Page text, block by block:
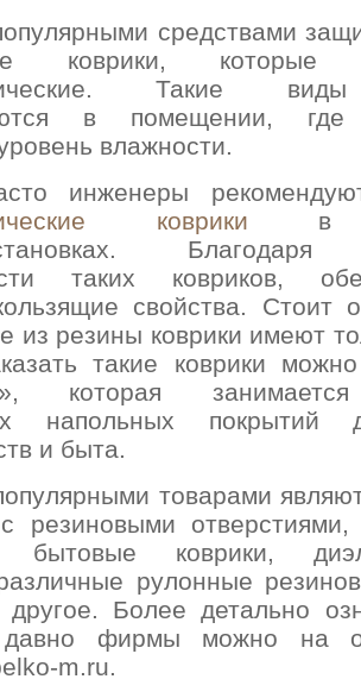
средствами
коврики, которые
Такие
в помещении, где
влажности.
инженеры
коврики в
Благодаря
таких ковриков,
свойства. Стоит
из резины коврики имеют
такие коврики
которая
напольных покрытий
и быта.
товарами
резиновыми отверстиями,
бытовые коврики,
рулонные
Более детально
давно фирмы можно на
m.ru.